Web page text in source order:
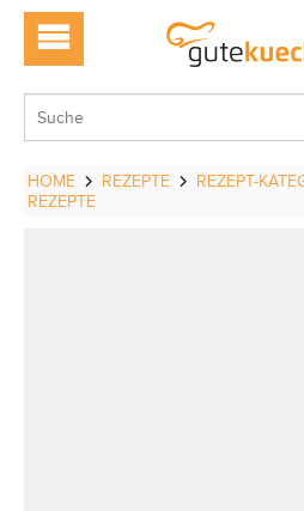
HOME REZEPTE REZEPT-
REZEPTE